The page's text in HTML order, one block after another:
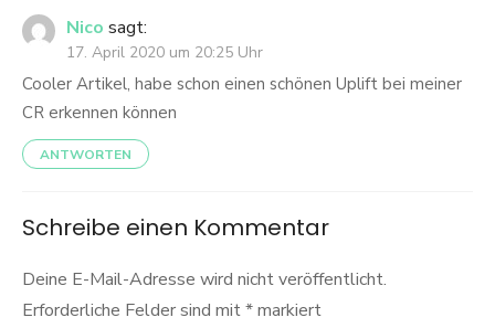
Nico sagt:
17. April 2020 um 20:25 Uhr
Cooler Artikel, habe schon einen schönen Uplift bei meiner
CR erkennen können
ANTWORTEN
Schreibe einen Kommentar
Deine E-Mail-Adresse wird nicht veröffentlicht.
Erforderliche Felder sind mit*markiert